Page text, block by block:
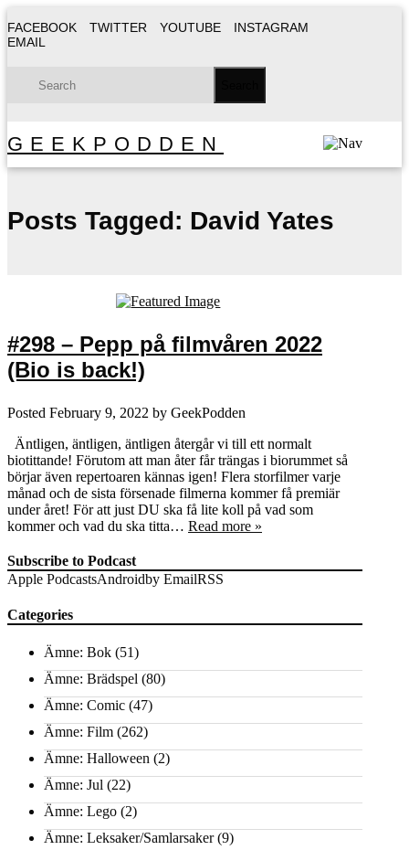
FACEBOOK TWITTER YOUTUBE
INSTAGRAM
EMAIL
GEEKPODDEN
Posts Tagged: David Yates
#298 – Pepp på filmvåren 2022
(Bio is back!)
Posted February 9, 2022 by GeekPodden
Äntligen, äntligen, äntligen återgår vi till ett normalt
biotittande! Förutom att man åter får trängas i biorummet så
börjar även repertoaren kännas igen! Flera storfilmer varje
månad och de sista försenade filmerna kommer få premiär
under året! För att just DU ska få lite koll på vad som
kommer och vad du ska titta… Read more »
Subscribe to Podcast
Apple PodcastsAndroidby EmailRSS
Categories
Ämne: Bok (51)
Ämne: Brädspel (80)
Ämne: Comic (47)
Ämne: Film (262)
Ämne: Halloween (2)
Ämne: Jul (22)
Ämne: Lego (2)
Ämne: Leksaker/Samlarsaker(9)